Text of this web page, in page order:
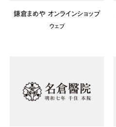
鎌倉まめや オンラインショップ
ウェブ